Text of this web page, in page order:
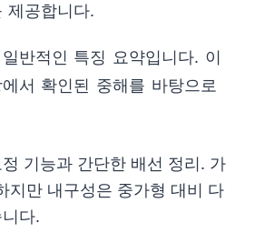
제공합니다.
반적인 특징 요약입니다. 이
서 확인된 중해를 바탕으로
기능과 간단한 배선 정리. 가
지만 내구성은 중가형 대비 다
다.